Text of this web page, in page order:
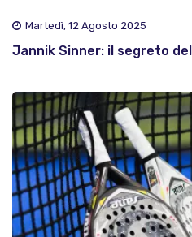
Martedì, 12 Agosto 2025
Jannik Sinner: il segreto